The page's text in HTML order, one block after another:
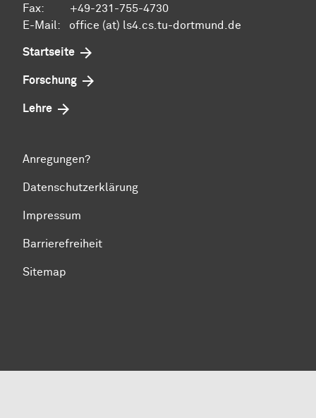
Fax: +49-231-755-4730
E-Mail: office (at) ls4.cs.tu-dortmund.de
Startseite
Forschung
Lehre
Anregungen?
Datenschutzerklärung
Impressum
Barrierefreiheit
Sitemap